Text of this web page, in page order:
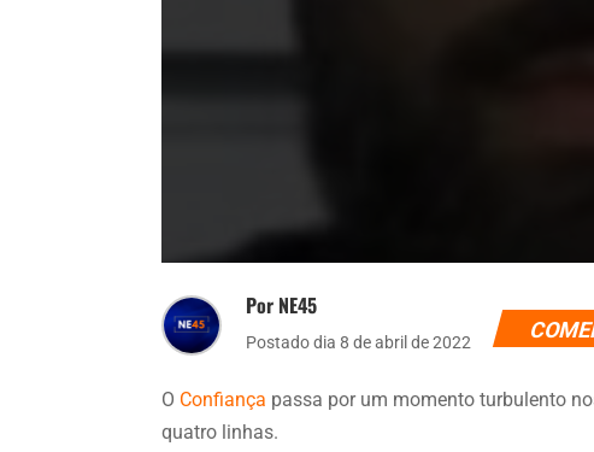
Por NE45
Postado dia 8 de abril de 2022
O Confiança passa por um momento turbulento
quatro linhas.